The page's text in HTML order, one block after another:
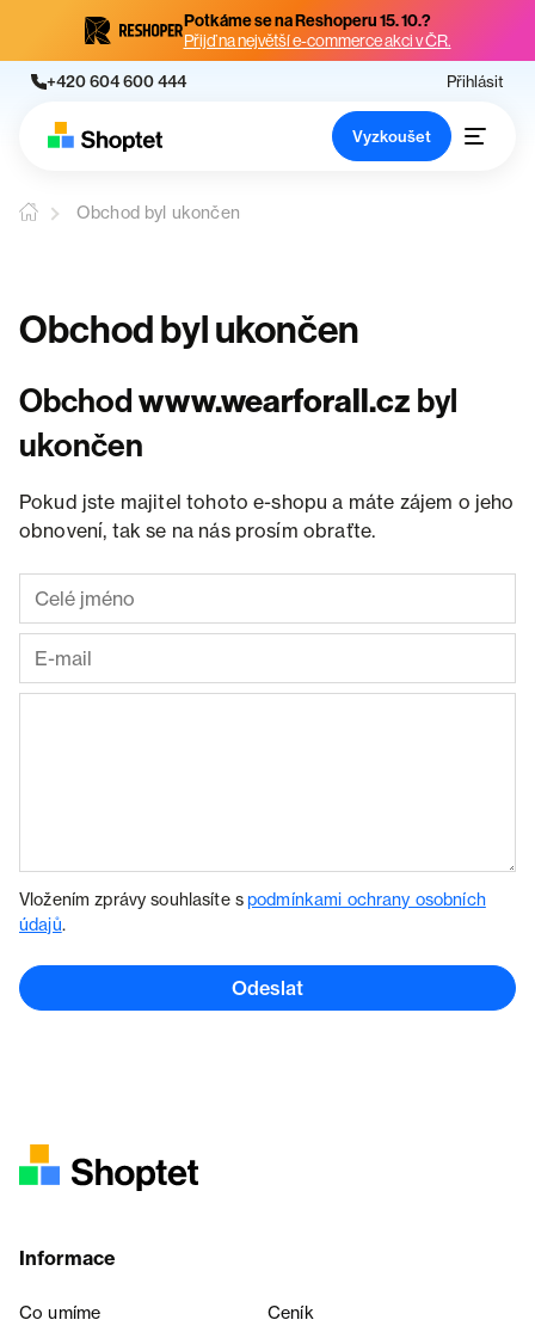
Potkáme se na Reshoperu 15. 10.?
Přijď na největší e-commerce akci v ČR.
+420 604 600 444 Přihlásit
Vyzkoušet
Obchod byl ukončen
Obchod byl ukončen
Obchodwww.wearforall.cz byl
ukončen
Pokud jste majitel tohoto e-shopu a máte zájem o jeho
obnovení, tak se na nás prosím obraťte.
Vložením zprávy souhlasíte spodmínkami ochrany osobních
údajů.
Odeslat
Informace
Co umíme
Ceník